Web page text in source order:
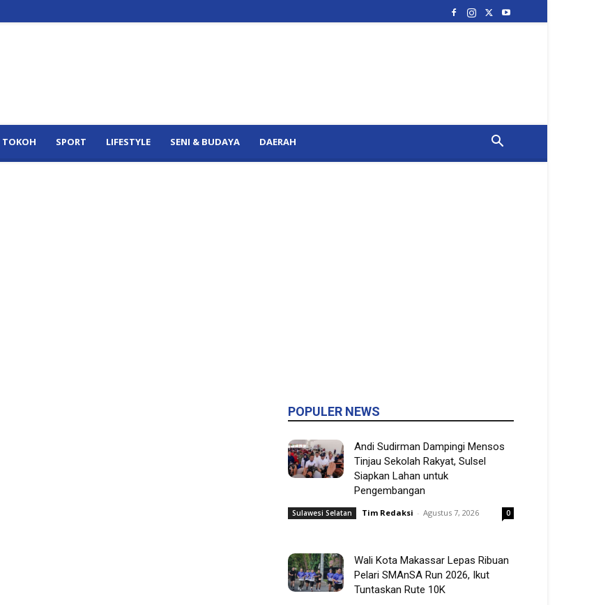
TOKOH SPORT LIFESTYLE SENI & BUDAYA DAERAH
POPULER NEWS
Andi Sudirman Dampingi Mensos
Tinjau Sekolah Rakyat, Sulsel
Siapkan Lahan untuk
Pengembangan
Sulawesi Selatan Tim Redaksi - Agustus 7, 2026 0
Wali Kota Makassar Lepas Ribuan
Pelari SMAnSA Run 2026, Ikut
Tuntaskan Rute 10K